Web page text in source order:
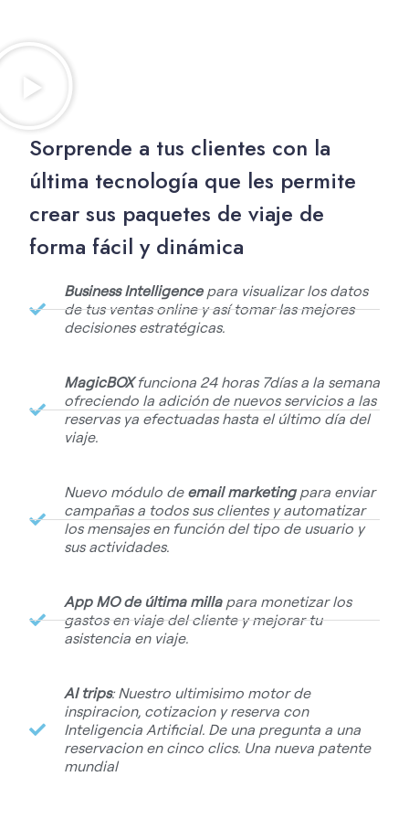
Sorprende a tus clientes con la
última tecnología que les permite
crear sus paquetes de viaje de
forma fácil y dinámica
Business Intelligencepara visualizar los datos
de tus ventas online y así tomar las mejores
decisiones estratégicas.
MagicBOXfunciona 24 horas 7días a la semana
ofreciendo la adición de nuevos servicios a las
reservas ya efectuadas hasta el último día del
viaje.
Nuevo módulo de email marketingpara enviar
campañas a todos sus clientes y automatizar
los mensajes en función del tipo de usuario y
sus actividades.
App MO de última milla para monetizar los
gastos en viaje del cliente y mejorar tu
asistencia en viaje.
AI trips: Nuestro ultimisimo motor de
inspiracion, cotizacion y reserva con
Inteligencia Artificial. De una pregunta a una
reservacion en cinco clics. Una nueva patente
mundial